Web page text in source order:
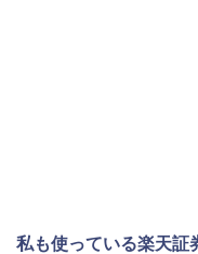
私も使っている楽天証